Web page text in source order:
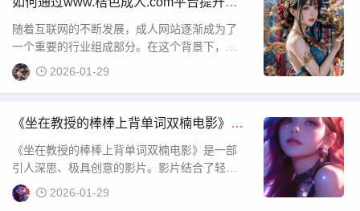
都在探索是
的使用体验并保障隐私安全？
随着互联网的不断发展，成人网站逐渐成为了
一个重要的行业组成部分。在这个背景下，
www 桔色成人 com作为一个领先的平台，吸引
了大量用户的关注。该网站不仅提供多元化的
为了广大用户的首选之一。本文将深入探讨该
为用户提供更好
2026-01-29
《坐在教授的棒棒上背单词双楠电影》如
何影响现代教育理念？
《坐在教授的棒棒上背单词双楠电影》是一部
引人深思、极具创意的影片。影片结合了轻松
幽默与严肃教育的元素，用一种独特的方式探
讨了学习与成长的主题。通过一名学生与教授
2026-01-29